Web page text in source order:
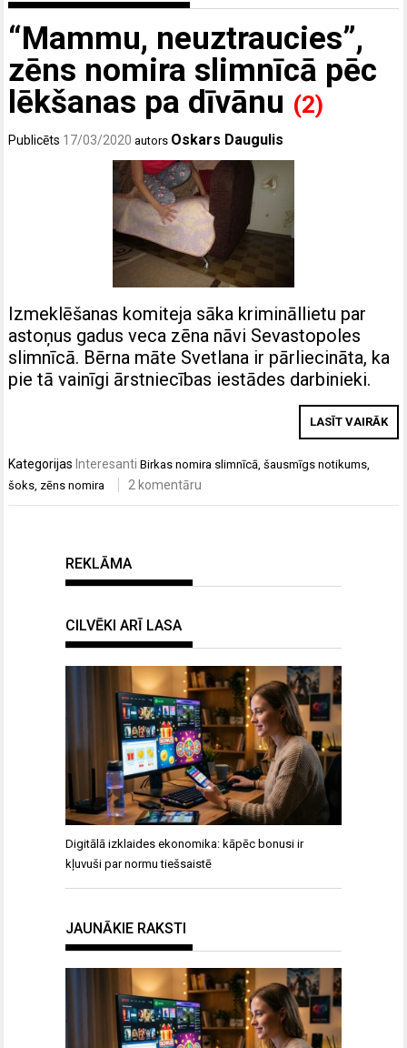
“Mammu, neuztraucies”,
zēns nomira slimnīcā pēc
lēkšanas pa dīvānu (2)
Publicēts 17/03/2020 autors Oskars Daugulis
Izmeklēšanas komiteja sāka krimināllietu par
astoņus gadus veca zēna nāvi Sevastopoles
slimnīcā. Bērna māte Svetlana ir pārliecināta, ka
pie tā vainīgi ārstniecības iestādes darbinieki.
LASĪT VAIRĀK
Kategorijas Interesanti Birkasnomira slimnīcā,šausmīgs notikums,
šoks, zēns nomira 2 komentāru
REKLĀMA
CILVĒKI ARĪ LASA
Digitālā izklaides ekonomika: kāpēc bonusi ir
kļuvuši par normu tiešsaistē
JAUNĀKIE RAKSTI